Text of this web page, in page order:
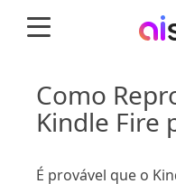
Como
Kindle Fire
É provável que o